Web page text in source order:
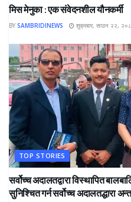
मिस मेनुका : एक संवेदनशील यौनकर्मी
BY SAMBRIDINEWS शुक्रबार, साउन २२,
TOP STORIES
सर्वोच्च अदालतद्वारा विस्थापित
सुनिश्चित गर्न सर्वोच्च अदालतद्धारा